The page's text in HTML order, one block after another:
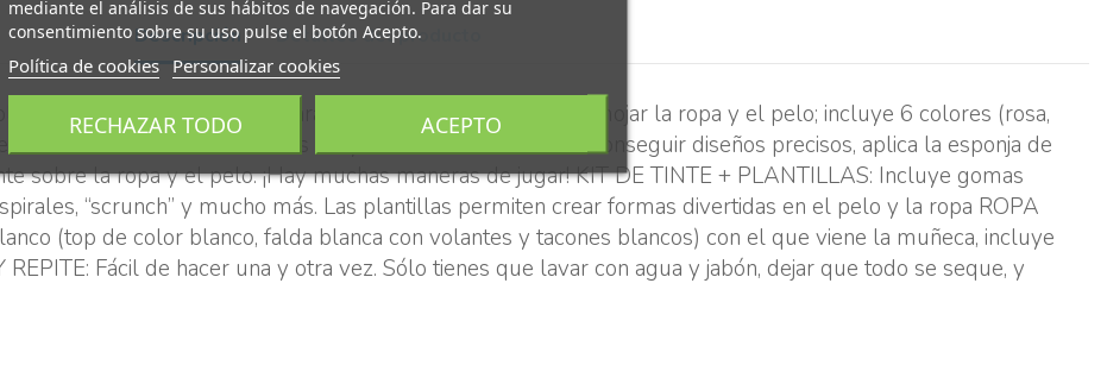
Descripción Detalles del producto
de colores del arco iris para crear acuarelas y después mojar la ropa y el pelo; incluye 6 colores (rosa,
muchos diseños coloridos. Es muy fácil APLÍCALOS: Para conseguir diseños precisos, aplica la esponja de
sobre la ropa y el pelo. ¡Hay muchas maneras de jugar! KIT DE TINTE + PLANTILLAS: Incluye gomas
“scrunch” y mucho más. Las plantillas permiten crear formas divertidas en el pelo y la ropa ROPA
(top de color blanco, falda blanca con volantes y tacones blancos) con el que viene la muñeca, incluye
Fácil de hacer una y otra vez. Sólo tienes que lavar con agua y jabón, dejar que todo se seque, y
mediante el análisis de sus hábitos de navegación. Para dar su
consentimiento sobre su uso pulse el botón Acepto.
Política de cookies Personalizar cookies
RECHAZAR TODO ACEPTO